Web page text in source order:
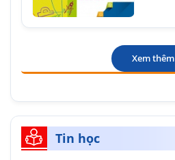
Xem thêm
Tin học